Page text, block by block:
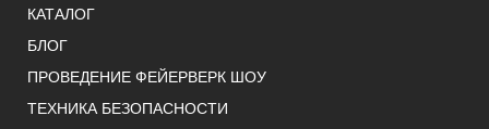
КАТАЛОГ
БЛОГ
ПРОВЕДЕНИЕ ФЕЙЕРВЕРК ШОУ
ТЕХНИКА БЕЗОПАСНОСТИ